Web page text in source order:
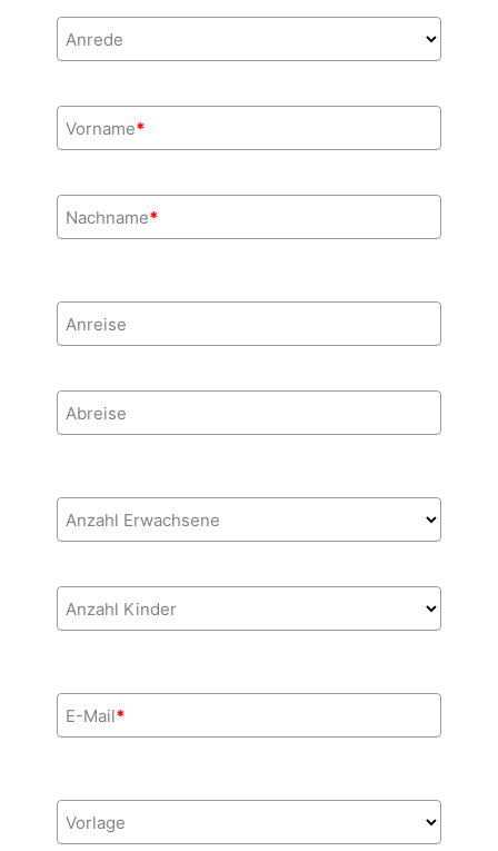
Anrede
Vorname*
Nachname*
Anreise
Abreise
Anzahl Erwachsene
Anzahl Kinder
E-Mail*
Vorlage